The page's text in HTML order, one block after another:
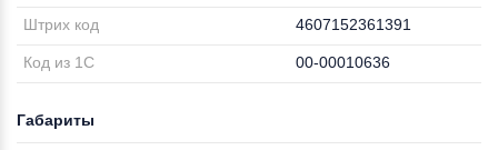
Штрих код 4607152361391
Код из 1С 00-00010636
Габариты